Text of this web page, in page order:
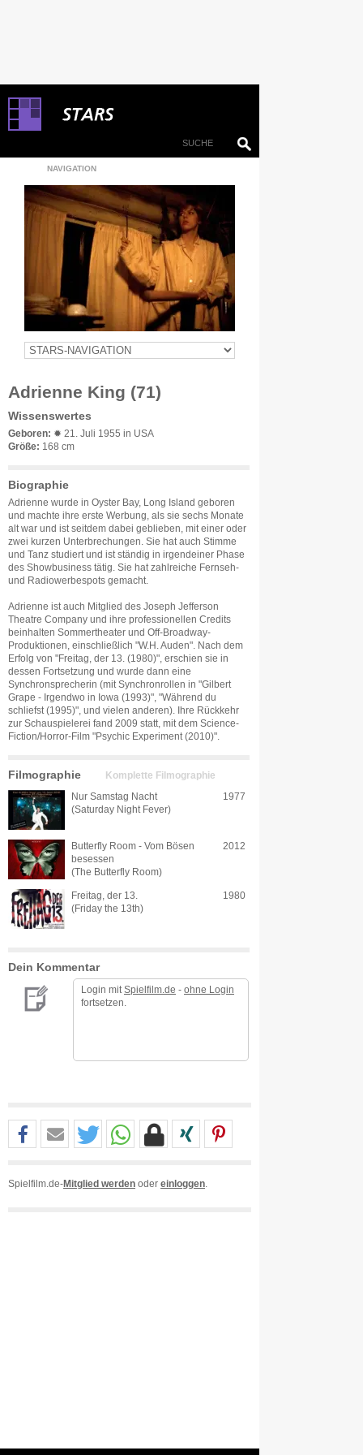
NAVIGATION
Adrienne King (71)
Wissenswertes
Geboren: ✹ 21. Juli 1955 in USA
Größe: 168 cm
Biographie
Adrienne wurde in Oyster Bay, Long Island geboren
und machte ihre erste Werbung, als sie sechs Monate
alt war und ist seitdem dabei geblieben, mit einer oder
zwei kurzen Unterbrechungen. Sie hat auch Stimme
und Tanz studiert und ist ständig in irgendeiner Phase
des Showbusiness tätig. Sie hat zahlreiche Fernseh-
und Radiowerbespots gemacht.
Adrienne ist auch Mitglied des Joseph Jefferson
Theatre Company und ihre professionellen Credits
beinhalten Sommertheater und Off-Broadway-
Produktionen, einschließlich "W.H. Auden". Nach dem
Erfolg von "Freitag, der 13. (1980)", erschien sie in
dessen Fortsetzung und wurde dann eine
Synchronsprecherin (mit Synchronrollen in "Gilbert
Grape - Irgendwo in Iowa (1993)", "Während du
schliefst (1995)", und vielen anderen). Ihre Rückkehr
zur Schauspielerei fand 2009 statt, mit dem Science-
Fiction/Horror-Film "Psychic Experiment (2010)".
Filmographie Komplette Filmographie
Nur Samstag Nacht
(Saturday Night Fever)
1977
Butterfly Room - Vom Bösen
besessen
(The Butterfly Room)
2012
Freitag, der 13.
(Friday the 13th)
1980
Dein Kommentar
Login mit Spielfilm.de - ohne Login
fortsetzen.
Spielfilm.de-Mitglied werden oder einloggen